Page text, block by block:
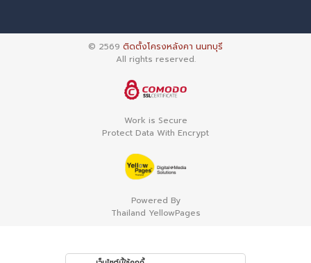
© 2569 ติดตั้งโครงหลังคา นนทบุรี
All rights reserved.
Work is Secure
Protect Data With Encrypt
Powered By
Thailand YellowPages